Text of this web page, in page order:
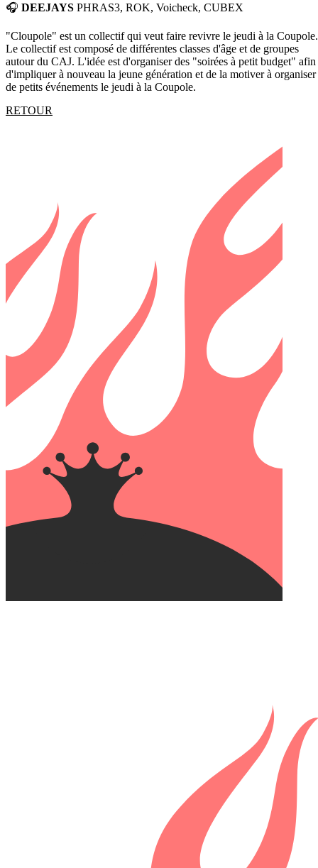
🎧 DEEJAYS PHRAS3, ROK, Voicheck, CUBEX
"Cloupole" est un collectif qui veut faire revivre le jeudi à la Coupole.
Le collectif est composé de différentes classes d'âge et de groupes
autour du CAJ. L'idée est d'organiser des "soirées à petit budget" afin
d'impliquer à nouveau la jeune génération et de la motiver à organiser
de petits événements le jeudi à la Coupole.
RETOUR